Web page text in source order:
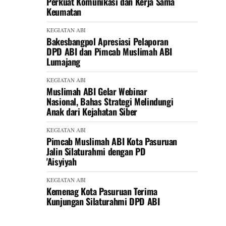
Keumatan
KEGIATAN ABI
Bakesbangpol Apresiasi Pelaporan
DPD ABI dan Pimcab Muslimah ABI
Lumajang
KEGIATAN ABI
Muslimah ABI Gelar Webinar
Nasional, Bahas Strategi Melindungi
Anak dari Kejahatan Siber
KEGIATAN ABI
Pimcab Muslimah ABI Kota Pasuruan
Jalin Silaturahmi dengan PD
'Aisyiyah
KEGIATAN ABI
Kemenag Kota Pasuruan Terima
Kunjungan Silaturahmi DPD ABI